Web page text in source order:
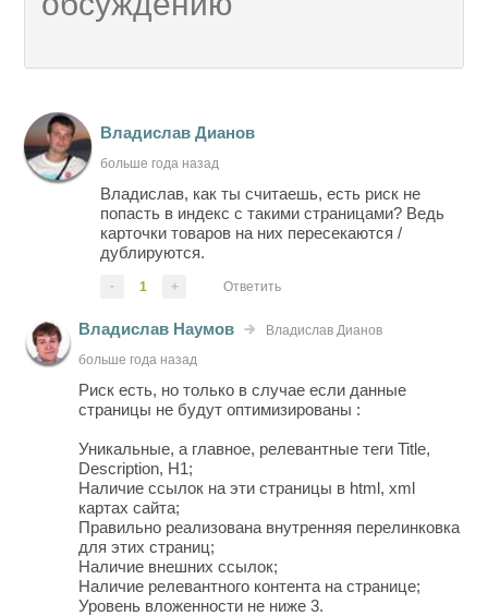
Владислав Дианов
больше года назад
Владислав, как ты считаешь, есть риск не
попасть в индекс с такими страницами? Ведь
карточки товаров на них пересекаются /
дублируются.
- 1 + Ответить
Владислав Наумов
Владислав Дианов
больше года назад
Риск есть, но только в случае если данные
страницы не будут оптимизированы :
Уникальные, а главное, релевантные теги Title,
Description, H1;
Наличие ссылок на эти страницы в html, xml
картах сайта;
Правильно реализована внутренняя перелинковка
для этих страниц;
Наличие внешних ссылок;
Наличие релевантного контента на странице;
Уровень вложенности не ниже 3.